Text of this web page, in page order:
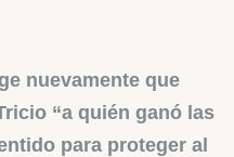
nuevamente que
“a quién ganó las
para proteger al